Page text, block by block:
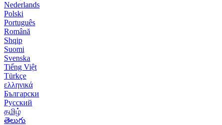
Nederlands
Polski
Português
Română
Shqip
Suomi
Svenska
Tiếng Việt
Türkçe
ελληνικά
Български
Русский
தமிழ்
తెలుగు